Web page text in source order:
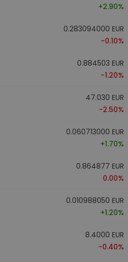
+2.90%
0.283094000 EUR
-0.10%
0.884503 EUR
-1.20%
47.030 EUR
-2.50%
0.060713000 EUR
+1.70%
0.864877 EUR
0.00%
0.010988050 EUR
+1.20%
8.4000 EUR
-0.40%